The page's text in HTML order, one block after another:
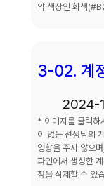
약 색상인 회색
3-02. 계
2024-
* 이미지를 클릭하
이 없는 선생님의
영향을 주지 않으
파인에서 생성한
정을 삭제할 수 있